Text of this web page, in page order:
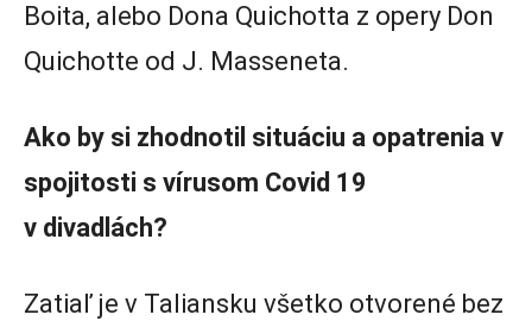
Boita, alebo Dona Quichotta z opery Don
Quichotte od J. Masseneta.
Ako by si zhodnotil situáciu a opatrenia v
spojitosti s vírusom Covid 19
v divadlách?
Zatiaľ je v Taliansku všetko otvorené bez